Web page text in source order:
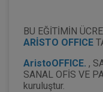
BU EĞİTİMİN
ARİSTO OFFICE
AristoOFFICE. ,
SANAL OFİS VE
kuruluştur.